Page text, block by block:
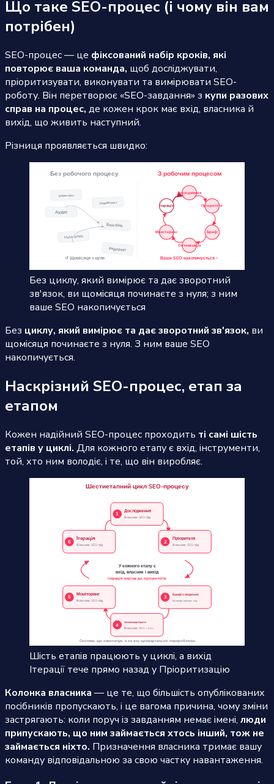
Що таке SEO-процес (і чому він вам
потрібен)
SEO-процес — це фіксований набір кроків, які
повторює ваша команда, щоб досліджувати,
пріоритизувати, виконувати та вимірювати SEO-
роботу. Він перетворює «SEO-завдання» з купи разових
справ на процес, де кожен крок має вхід, власника й
вихід, що живить наступний.
Різниця проявляється швидко:
Без циклу, який вимірює та дає зворотний
зв'язок, ви щомісяця починаєте з нуля; з ним
ваше SEO накопичується
Без циклу, який вимірює та дає зворотний зв'язок, ви
щомісяця починаєте з нуля. З ним ваше SEO
накопичується.
Наскрізний SEO-процес, етап за
етапом
Кожен надійний SEO-процес проходить ті самі шість
етапів у циклі. Для кожного етапу є вхід, інструменти,
той, хто ним володіє, і те, що він виробляє.
Шість етапів працюють у циклі, а вихід
Ітерації тече прямо назад у Пріоритизацію
Колонка власника — це те, що більшість опублікованих
посібників пропускають, і це вагома причина, чому зміни
застрягають: коли поруч із завданням немає імені, люди
припускають, що ним займається хтось інший, тож не
займається ніхто. Призначення власника тримає вашу
команду відповідальною за свою частку навантаження.